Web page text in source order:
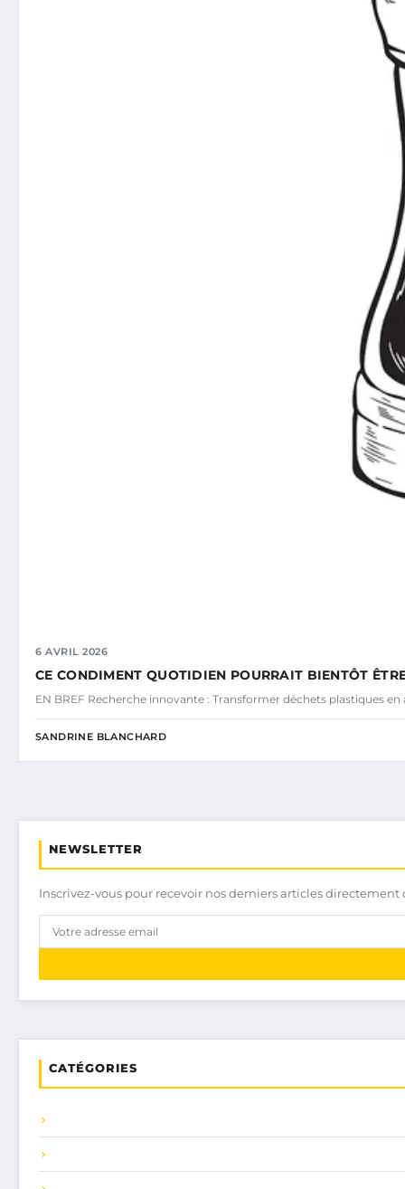
6 AVRIL 2026
CE CONDIMENT QUOTIDIEN POURRAIT BIENTÔT
EN BREF Recherche innovante : Transformer déchets plastiques en
SANDRINE BLANCHARD
NEWSLETTER
Inscrivez-vous pour recevoir nos derniers articles
CATÉGORIES